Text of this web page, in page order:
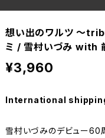
想い出のワルツ ～
ミ / 雪村いづみ with
¥3,960
International
雪村いづみのデビュー60